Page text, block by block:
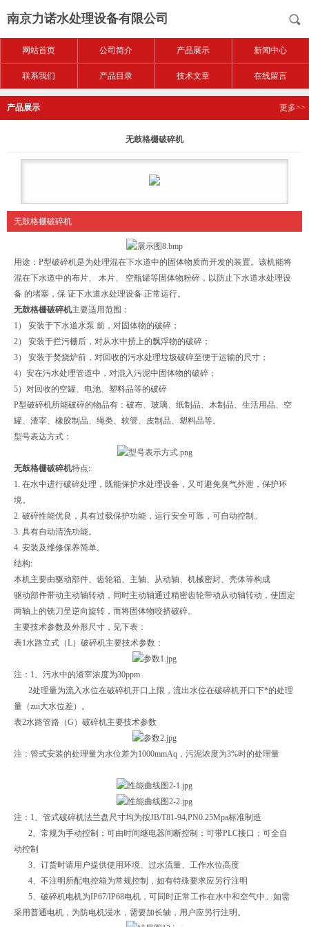
南京力诺水处理设备有限公司
网站首页 公司简介 产品展示 新闻中心
联系我们 产品目录 技术文章 在线留言
产品展示 更多>>
无鼓格栅破碎机
无鼓格栅破碎机
用途：P型破碎机是为处理混在下水道中的固体物质而开发的装置。该机能将
混在下水道中的布片、 木片、 空瓶罐等固体物粉碎，以防止下水道水处理设
备 的堵塞，保 证下水道水处理设备 正常运行。
无鼓格栅破碎机主要适用范围：
1） 安装于下水道水泵 前，对固体物的破碎；
2） 安装于拦污栅后，对从水中捞上的飘浮物的破碎；
3） 安装于焚烧炉前，对回收的污水处理垃圾破碎至便于运输的尺寸；
4）安在污水处理管道中，对混入污泥中固体物的破碎；
5）对回收的空罐、电池、塑料品等的破碎
P型破碎机所能破碎的物品有：破布、玻璃、纸制品、木制品、生活用品、空
罐、渣宰、橡胶制品、绳类、软管、皮制品、塑料品等。
型号表达方式：
无鼓格栅破碎机特点:
1. 在水中进行破碎处理，既能保护水处理设备，又可避免臭气外泄，保护环
境。
2. 破碎性能优良，具有过载保护功能，运行安全可靠，可自动控制。
3. 具有自动清洗功能。
4. 安装及维修保养简单。
结构:
本机主要由驱动部件、齿轮箱、主轴、从动轴、机械密封、壳体等构成
驱动部件带动主动轴转动，同时主动轴通过精密齿轮带动从动轴转动，使固定
两轴上的铣刀呈逆向旋转，而将固体物咬挤破碎。
主要技术参数及外形尺寸，见下表：
表1水路立式（L）破碎机主要技术参数：
注：1、污水中的渣宰浓度为30ppm
2处理量为流入水位在破碎机开口上限，流出水位在破碎机开口下*的处理
量（zui大水位差）。
表2水路管路（G）破碎机主要技术参数
注：管式安装的处理量为水位差为1000mmAq，污泥浓度为3%时的处理量
注：1、管式破碎机法兰盘尺寸均为按JB/T81-94,PN0.25Mpa标准制造
2、常规为手动控制；可由时间继电器间断控制；可带PLC接口；可全自
动控制
3、订货时请用户提供使用环境、过水流量、工作水位高度
4、不注明所配电控箱为常规控制，如有特殊要求应另行注明
5、破碎机电机为IP67/IP68电机，可同时正常工作在水中和空气中。如需
采用普通电机，为防电机浸水，需要加长轴，用户应另行注明。